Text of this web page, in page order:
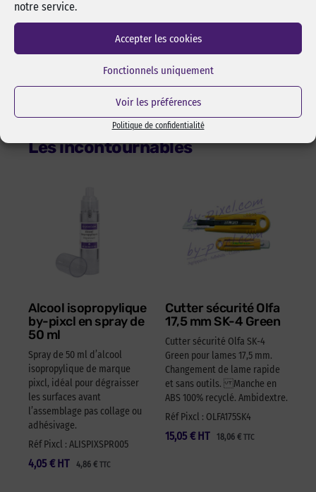
notre service.
Accepter les cookies
Fonctionnels uniquement
Voir les préférences
Politique de confidentialité
acrylique-dp8705ns-8710ns-8725ns-doc-by-pixcl.pdf
3m-dp8825-cartouche-de-45-ml-tec-by-pixcl.pdf
Télécharger la fiche de sécurité : colle-bi-composant-acrylique-
Les incontournables
Alcool isopropylique
by-pixcl en spray de
50 ml
Spray de 50 ml d’alcool
isopropylique de marque
pixcl, idéal pour dégraisser
les surfaces avant
l’assemblage pas collage ou
adhésivage.
Réf Pixcl : ALISPIXSPR005
4,05 € 4,86 € TTC
HT
Cutter sécurité Olfa
17,5 mm SK-4 Green
Cutter sécurité Olfa SK-4
Green pour lames 17,5 mm.
Changement de lame rapide
et sans outils. Manche en
ABS 100% recyclé. Ambidextre.
Réf Pixcl : OLFA175SK4
15,05 € 18,06 € TTC
HT